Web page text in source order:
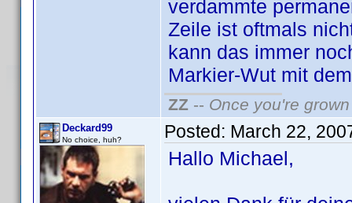
verdammte
Zeile ist oftmals
kann das immer
Markier-Wut mit
ZZ -- Once you're
Deckard99
No choice, huh? Posted: March 22,
Hallo Michael,